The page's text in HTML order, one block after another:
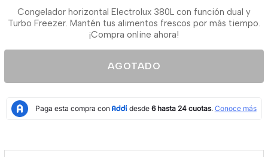
Congelador horizontal Electrolux 380L con función dual y
Turbo Freezer. Mantén tus alimentos frescos por más tiempo.
¡Compra online ahora!
AGOTADO